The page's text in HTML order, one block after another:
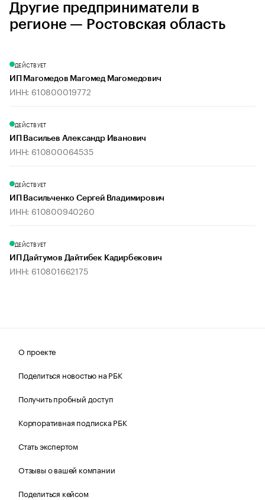
Другие предприниматели в
регионе — Ростовская область
ДЕЙСТВУЕТ
ИП Магомедов Магомед Магомедович
ИНН: 610800019772
ДЕЙСТВУЕТ
ИП Васильев Александр Иванович
ИНН: 610800064535
ДЕЙСТВУЕТ
ИП Васильченко Сергей Владимирович
ИНН: 610800940260
ДЕЙСТВУЕТ
ИП Дайтумов Дайтибек Кадирбекович
ИНН: 610801662175
О проекте
Поделиться новостью на РБК
Получить пробный доступ
Корпоративная подписка РБК
Стать экспертом
Отзывы о вашей компании
Поделиться кейсом